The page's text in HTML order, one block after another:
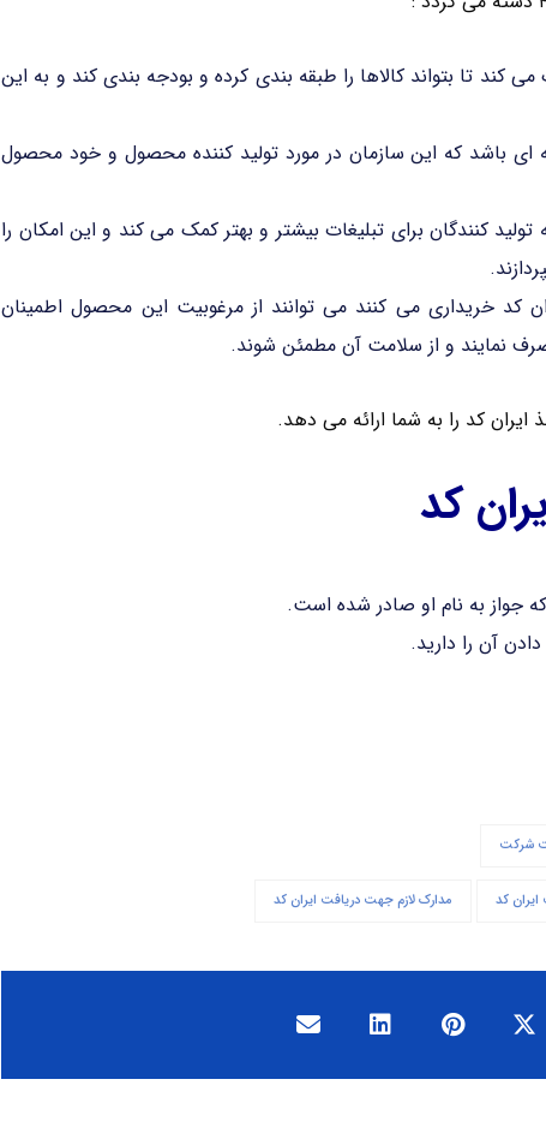
تا بتواند کالاها را طبقه بندی کرده و بودجه بندی کند و به این
باشد که این سازمان در مورد تولید کننده محصول و خود محصول
کنندگان برای تبلیغات بیشتر و بهتر کمک می کند و این امکان را
کد خریداری می کنند می توانند از مرغوبیت این محصول اطمینان
نمایند و از سلامت آن مطمئن شوند.
کد را به شما ارائه می دهد.
کد
جواز به نام او صادر شده است.
آن را دارید.
شرکت
کد مدارک لازم جهت دریافت ایران کد